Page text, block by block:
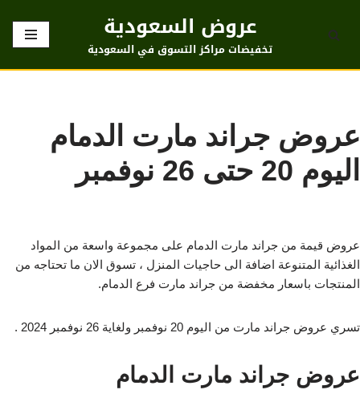
تخطى
عروض السعودية
تخفيضات مراكز التسوق في السعودية
عروض جراند مارت الدمام
اليوم 20 حتى 26 نوفمبر
عروض قيمة من جراند مارت الدمام على مجموعة واسعة من المواد
الغذائية المتنوعة اضافة الى حاجيات المنزل ، تسوق الان ما تحتاجه من
المنتجات باسعار مخفضة من جراند مارت فرع الدمام.
تسري عروض جراند مارت من اليوم 20 نوفمبر ولغاية 26 نوفمبر 2024 .
عروض جراند مارت الدمام